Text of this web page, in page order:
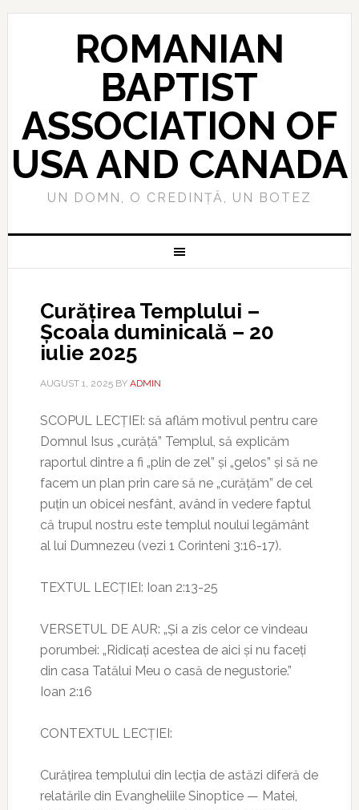
ROMANIAN
BAPTIST
ASSOCIATION OF
USA AND CANADA
UN DOMN, O CREDINȚĂ, UN BOTEZ
Curățirea Templului –
Școala duminicală – 20
iulie 2025
AUGUST 1, 2025BY ADMIN
SCOPUL LECȚIEI: să aflăm motivul pentru care
Domnul Isus „curăță” Templul, să explicăm
raportul dintre a fi „plin de zel” și „gelos” și să ne
facem un plan prin care să ne „curățăm” de cel
puțin un obicei nesfânt, având în vedere faptul
că trupul nostru este templul noului legământ
al lui Dumnezeu (vezi 1 Corinteni 3:16-17).
TEXTUL LECȚIEI: Ioan 2:13-25
VERSETUL DE AUR: „Și a zis celor ce vindeau
porumbei: „Ridicați acestea de aici și nu faceți
din casa Tatălui Meu o casă de negustorie.”
Ioan 2:16
CONTEXTUL LECȚIEI:
Curățirea templului din lecția de astăzi diferă de
relatările din Evangheliile Sinoptice — Matei,